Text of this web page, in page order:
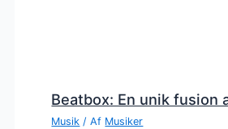
Beatbox: En unik fusion
Musik / Af Musiker